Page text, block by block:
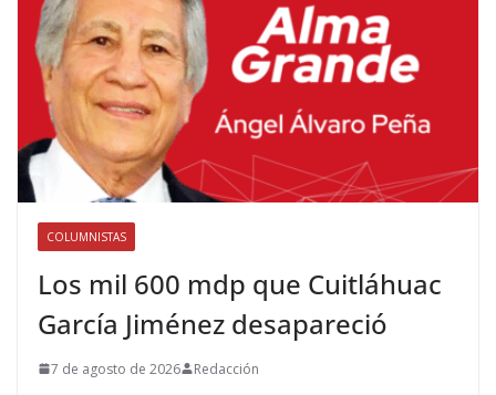
COLUMNISTAS
Los mil 600 mdp que Cuitláhuac
García Jiménez desapareció
7 de agosto de 2026 Redacción